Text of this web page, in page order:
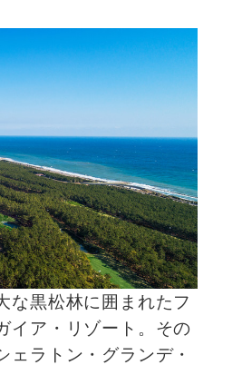
黒松林に囲まれたフ
イア・リゾート。その
ェラトン・グランデ・